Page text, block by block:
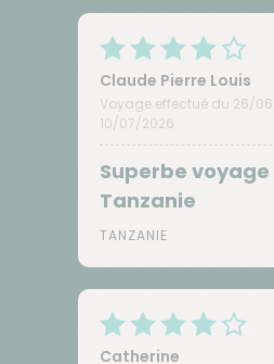
Claude Pierre Louis
Voyage effectué du 26/
10/07/2026
Superbe voyage
Tanzanie
TANZANIE
Catherine